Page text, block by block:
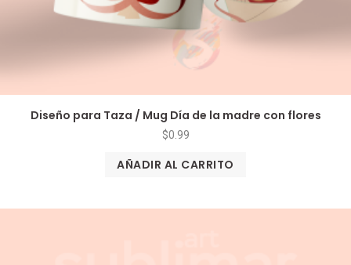
Diseño para Taza / Mug Día de la madre con flores
$0.99
AÑADIR AL CARRITO